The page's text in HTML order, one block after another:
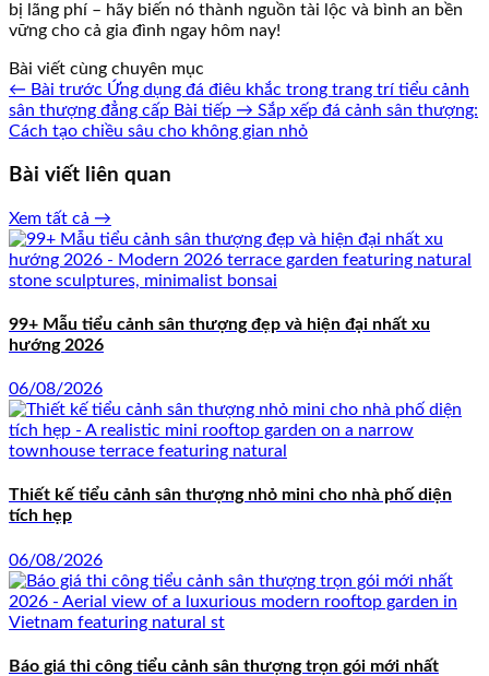
bị lãng phí – hãy biến nó thành nguồn tài lộc và bình an bền
vững cho cả gia đình ngay hôm nay!
Bài viết cùng chuyên mục
← Bài trước Ứng dụng đá điêu khắc trong trang trí tiểu cảnh
sân thượng đẳng cấp Bài tiếp → Sắp xếp đá cảnh sân thượng:
Cách tạo chiều sâu cho không gian nhỏ
Bài viết liên quan
Xem tất cả →
99+ Mẫu tiểu cảnh sân thượng đẹp và hiện đại nhất xu
hướng 2026
06/08/2026
Thiết kế tiểu cảnh sân thượng nhỏ mini cho nhà phố diện
tích hẹp
06/08/2026
Báo giá thi công tiểu cảnh sân thượng trọn gói mới nhất